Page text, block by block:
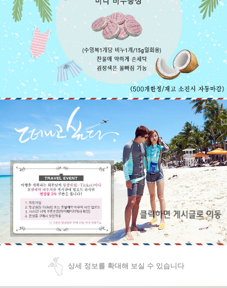
상세 정보를 확대해 보실 수 있습니다